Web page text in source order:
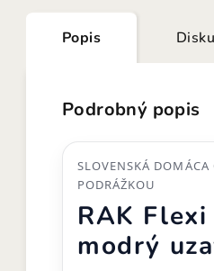
Popis
Podrobný popis
SLOVENSKÁ
PODRÁŽKOU
RAK
modrý